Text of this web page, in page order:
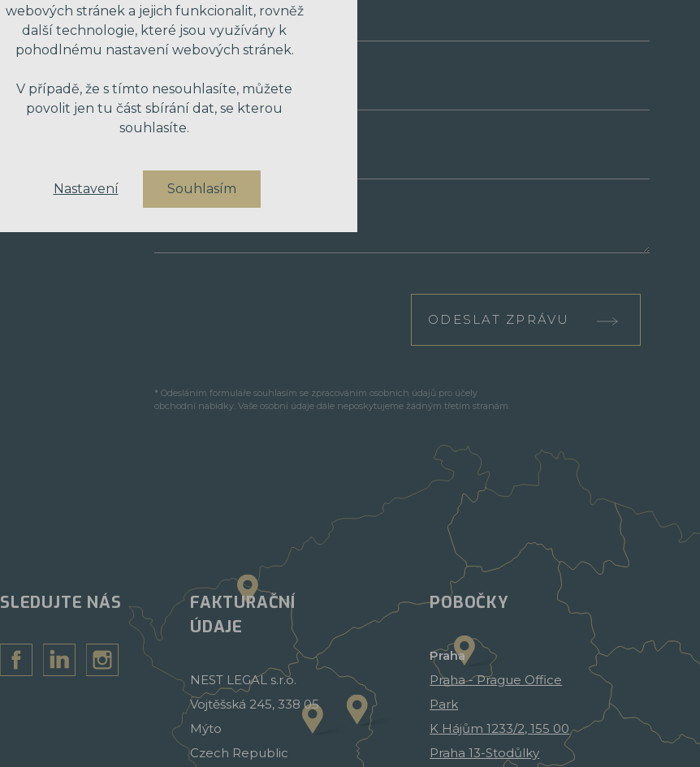
VAŠE JMÉNO
VAŠE ZPRÁVA
ODESLAT ZPRÁVU
* Odesláním formuláře souhlasím se zpracováním osobních údajů pro účely
obchodní nabídky. Vaše osobní údaje dále neposkytujeme žádným třetím stranám.
SLEDUJTE NÁS
FAKTURAČNÍ
ÚDAJE
NEST LEGAL s.r.o.
Vojtěšská 245, 338 05
Mýto
Czech Republic
POBOČKY
Praha
Praha - Prague Office
Park
K Hájům 1233/2, 155 00
Praha 13-Stodůlky
webových stránek a jejich funkcionalit, rovněž
další technologie, které jsou využívány k
pohodlnému nastavení webových stránek.
V případě, že s tímto nesouhlasíte, můžete
povolit jen tu část sbírání dat, se kterou
souhlasíte.
Nastavení Souhlasím